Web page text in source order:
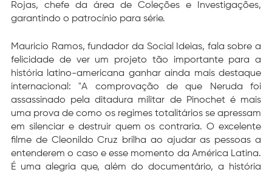
Rojas, chefe da área de Coleções e Investigações,
garantindo o patrocínio para série.
Mauricio Ramos, fundador da Social Ideias, fala sobre a
felicidade de ver um projeto tão importante para a
história latino-americana ganhar ainda mais destaque
internacional: "A comprovação de que Neruda foi
assassinado pela ditadura militar de Pinochet é mais
uma prova de como os regimes totalitários se apressam
em silenciar e destruir quem os contraria. O excelente
filme de Cleonildo Cruz brilha ao ajudar as pessoas a
entenderem o caso e esse momento da América Latina.
É uma alegria que, além do documentário, a história